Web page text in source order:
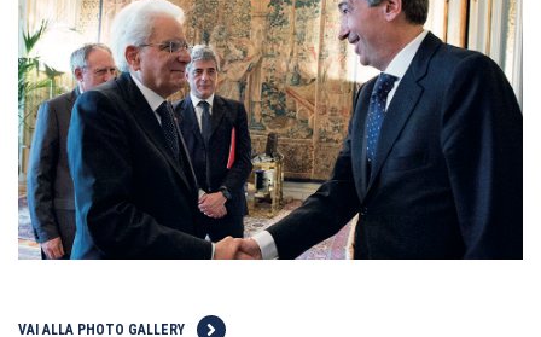
VAI ALLA PHOTO GALLERY